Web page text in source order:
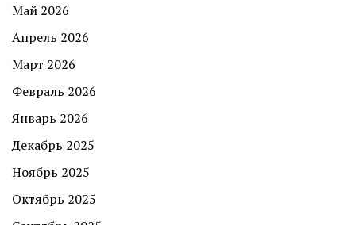
Май 2026
Апрель 2026
Март 2026
Февраль 2026
Январь 2026
Декабрь 2025
Ноябрь 2025
Октябрь 2025